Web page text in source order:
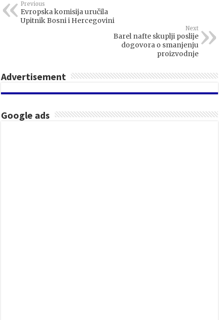
Previous
Evropska komisija uručila
Upitnik Bosni i Hercegovini
Next
Barel nafte skuplji poslije
dogovora o smanjenju
proizvodnje
Advertisement
Google ads